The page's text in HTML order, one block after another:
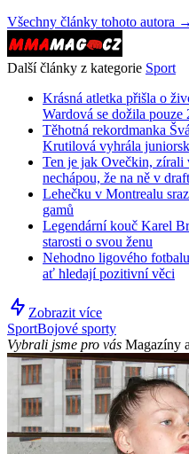
Všechny články tohoto autora →
Další články z kategorie Sport
Krásná atletka přišla o
Wardová se dožila pouze
Těhotná rekordmanka
Krutilová vyhrála
Ten je jak Ovečkin, zírali
nechápou, že na ně v
Lehečku v Montrealu
gamů
Legendární kouč Karel
starosti o svou ženu
Nehodno ligového
ať hledají pozitivní věci
Zobrazit více
SportBojové sporty
Vybrali jsme pro vás Magazíny